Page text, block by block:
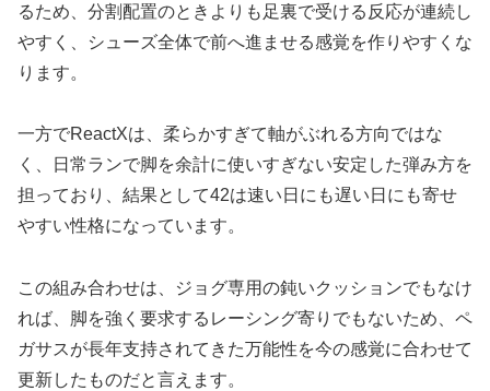
るため、分割配置のときよりも足裏で受ける反応が連続し
やすく、シューズ全体で前へ進ませる感覚を作りやすくな
ります。
一方でReactXは、柔らかすぎて軸がぶれる方向ではな
く、日常ランで脚を余計に使いすぎない安定した弾み方を
担っており、結果として42は速い日にも遅い日にも寄せ
やすい性格になっています。
この組み合わせは、ジョグ専用の鈍いクッションでもなけ
れば、脚を強く要求するレーシング寄りでもないため、ペ
ガサスが長年支持されてきた万能性を今の感覚に合わせて
更新したものだと言えます。